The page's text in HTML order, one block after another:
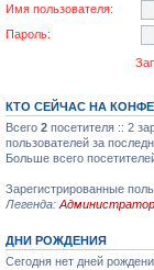
Имя пользователя:
Пароль:
КТО СЕЙЧАС НА
Всего 2 посетителя :: 2
пользователей за
Больше всего
Зарегистрированные
Легенда:
ДНИ РОЖДЕНИЯ
Сегодня нет дней